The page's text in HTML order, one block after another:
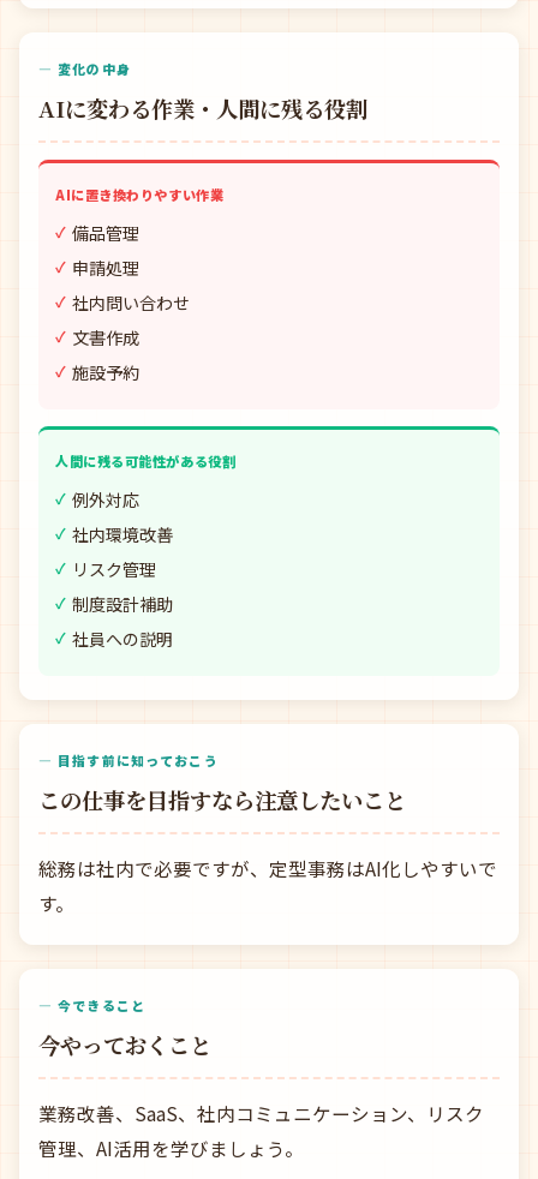
— 変化の中身
AIに変わる作業・人間に残る役割
AIに置き換わりやすい作業
備品管理
申請処理
社内問い合わせ
文書作成
施設予約
人間に残る可能性がある役割
例外対応
社内環境改善
リスク管理
制度設計補助
社員への説明
— 目指す前に知っておこう
この仕事を目指すなら注意したいこと
総務は社内で必要ですが、定型事務はAI化しやすいで
す。
— 今できること
今やっておくこと
業務改善、SaaS、社内コミュニケーション、リスク
管理、AI活用を学びましょう。